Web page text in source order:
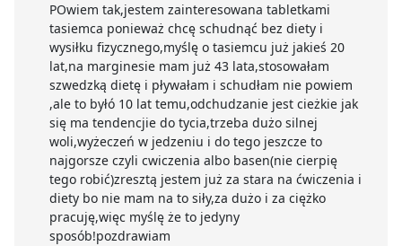
POwiem tak,jestem zainteresowana tabletkami
tasiemca ponieważ chcę schudnąć bez diety i
wysiłku fizycznego,myślę o tasiemcu już jakieś 20
lat,na marginesie mam już 43 lata,stosowałam
szwedzką dietę i pływałam i schudłam nie powiem
,ale to byłó 10 lat temu,odchudzanie jest cieżkie jak
się ma tendencjie do tycia,trzeba dużo silnej
woli,wyżeczeń w jedzeniu i do tego jeszcze to
najgorsze czyli cwiczenia albo basen(nie cierpię
tego robić)zresztą jestem już za stara na ćwiczenia i
diety bo nie mam na to siły,za dużo i za ciężko
pracuję,więc myślę że to jedyny
sposób!pozdrawiam